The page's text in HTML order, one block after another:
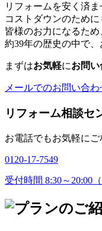
リフォームを安く済
コストダウンのために
皆様のお力になるため
約39年の歴史の中で、
まずはお気軽にお問
メールでのお問い合わ
リフォーム相談セ
お電話でもお気軽にご
0120-17-7549
受付時間 8:30～20:00